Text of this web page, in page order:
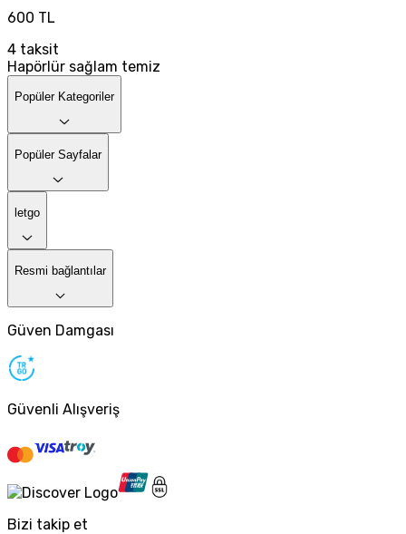
600 TL
4 taksit
Hapörlür sağlam temiz
Popüler Kategoriler
Popüler Sayfalar
letgo
Resmi bağlantılar
Güven Damgası
Güvenli Alışveriş
Bizi takip et